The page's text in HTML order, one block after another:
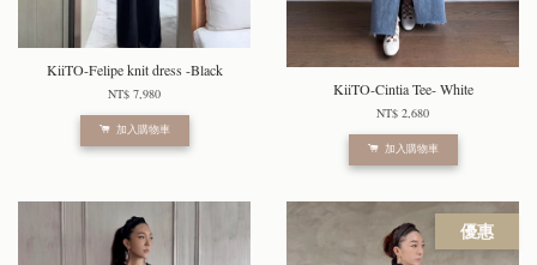
KiiTO-Felipe knit dress -Black
NT$ 7,980
加入購物車
KiiTO-Cintia Tee- White
NT$ 2,680
加入購物車
優惠